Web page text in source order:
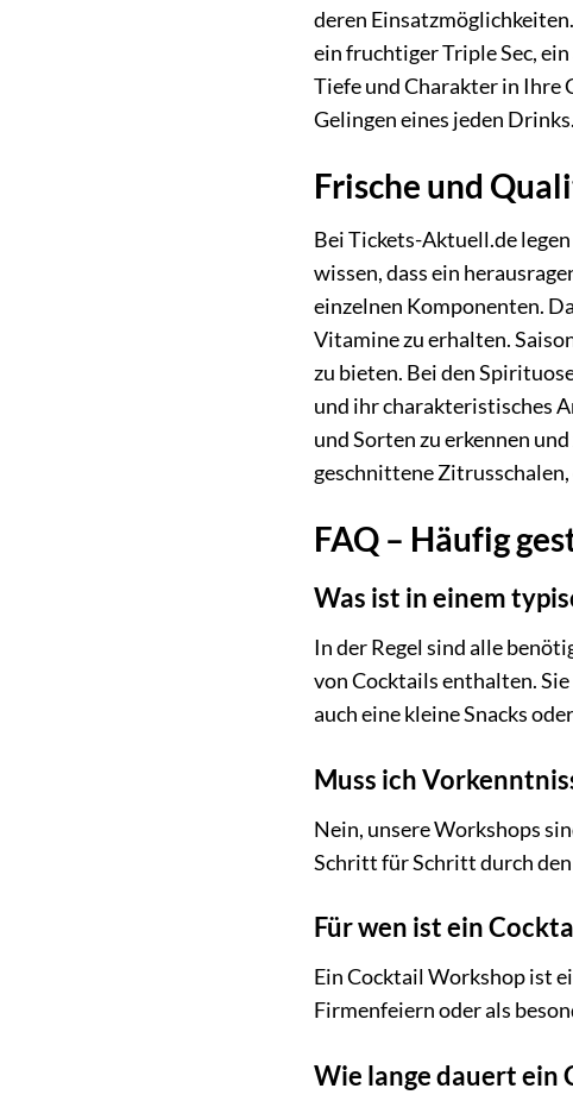
deren
ein fruchtiger Triple Sec,
Tiefe und Charakter in Ihre
Gelingen eines jeden Drinks.
Frische und
Bei Tickets-Aktuell.de
wissen, dass ein
einzelnen Komponenten.
Vitamine zu erhalten.
zu bieten. Bei den
und ihr charakteristisches
und Sorten zu erkennen
geschnittene
FAQ – Häufig
Was ist in einem
In der Regel sind alle
von Cocktails enthalten.
auch eine kleine Snacks
Muss ich
Nein, unsere Workshops
Schritt für Schritt durch den
Für wen ist ein
Ein Cocktail Workshop ist
Firmenfeiern oder als
Wie lange dauert ein